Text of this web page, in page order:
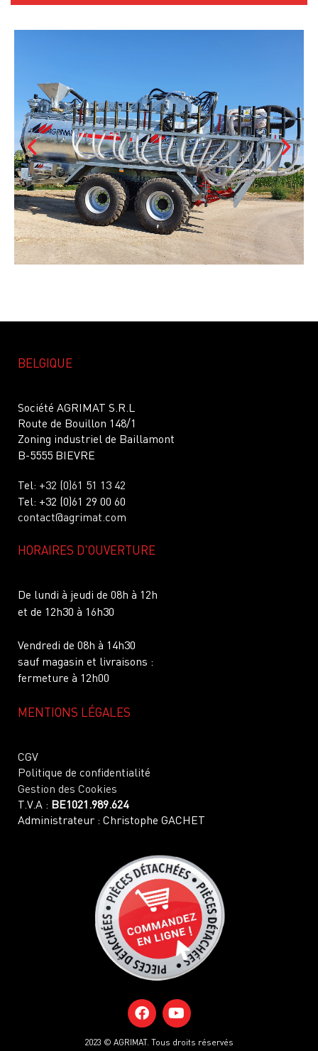
BELGIQUE
Société AGRIMAT S.R.L
Route de Bouillon 148/1
Zoning industriel de Baillamont
B-5555 BIEVRE
Tel: +32 (0)61 51 13 42
Tel: +32 (0)61 29 00 60
contact@agrimat.com
HORAIRES D'OUVERTURE
De lundi à jeudi de 08h à 12h
et de 12h30 à 16h30
Vendredi de 08h à 14h30
sauf magasin et livraisons :
fermeture à 12h00
MENTIONS LÉGALES
CGV
Politique de confidentialité
Gestion des Cookies
T.V.A : BE1021.989.624
Administrateur : Christophe GACHET
2023 © AGRIMAT. Tous droits réservés